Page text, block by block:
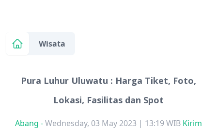
Wisata
Pura Luhur Uluwatu : Harga Tiket, Foto,
Lokasi, Fasilitas dan Spot
Abang -Wednesday, 03 May 2023 | 13:19 WIB Kirim